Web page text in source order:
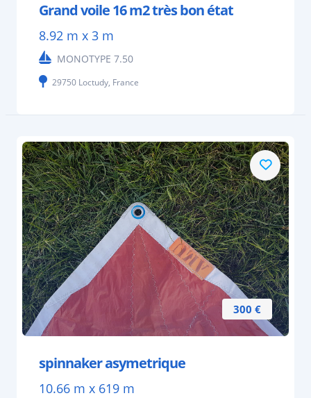
Grand voile 16 m2 très bon état
8.92 m x 3 m
MONOTYPE 7.50
29750 Loctudy, France
300 €
spinnaker asymetrique
10.66 m x 619 m